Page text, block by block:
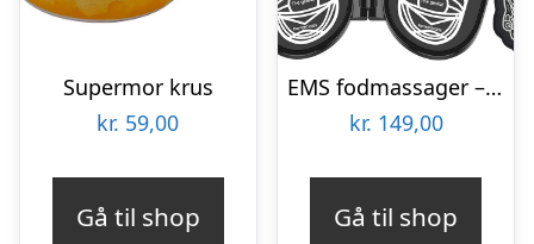
Supermor krus
kr. 59,00
Gå til shop
EMS fodmassager – Elektrostimulator
kr. 149,00
Gå til shop